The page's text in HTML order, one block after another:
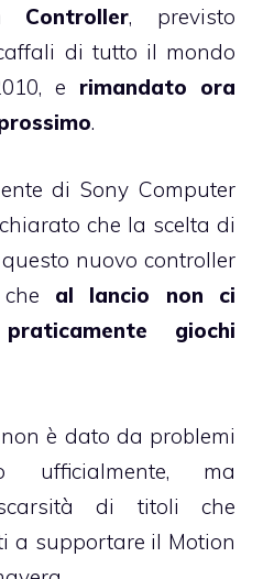
, previsto
di tutto il mondo
e rimandato ora
.
di Sony Computer
che la scelta di
nuovo controller
al lancio non ci
giochi
è dato da problemi
ufficialmente, ma
di titoli che
a supportare il Motion